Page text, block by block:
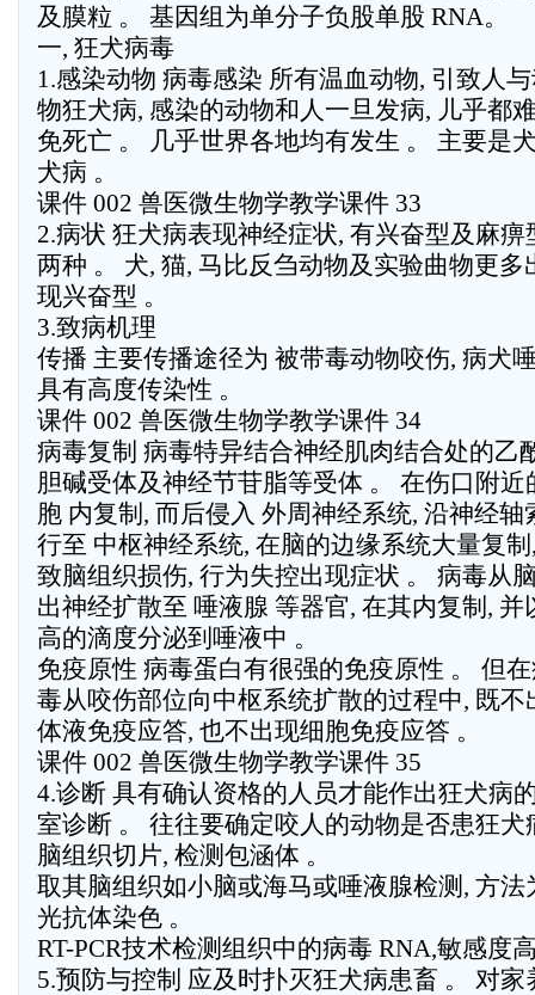
及膜粒 。 基因组为单分子负股单股 RNA。
一, 狂犬病毒
1.感染动物 病毒感染 所有温血动物, 引致人
物狂犬病, 感染的动物和人一旦发病, 儿乎都
免死亡 。 几乎世界各地均有发生 。 主要是
犬病 。
课件 002 兽医微生物学教学课件 33
2.病状 狂犬病表现神经症状, 有兴奋型及麻痹
两种 。 犬, 猫, 马比反刍动物及实验曲物更多
现兴奋型 。
3.致病机理
传播 主要传播途径为 被带毒动物咬伤, 病犬
具有高度传染性 。
课件 002 兽医微生物学教学课件 34
病毒复制 病毒特异结合神经肌肉结合处的乙
胆碱受体及神经节苷脂等受体 。 在伤口附近
胞 内复制, 而后侵入 外周神经系统, 沿神经轴
行至 中枢神经系统, 在脑的边缘系统大量复
致脑组织损伤, 行为失控出现症状 。 病毒从
出神经扩散至 唾液腺 等器官, 在其内复制, 并
高的滴度分泌到唾液中 。
免疫原性 病毒蛋白有很强的免疫原性 。 但
毒从咬伤部位向中枢系统扩散的过程中, 既不
体液免疫应答, 也不出现细胞免疫应答 。
课件 002 兽医微生物学教学课件 35
4.诊断 具有确认资格的人员才能作出狂犬病
室诊断 。 往往要确定咬人的动物是否患狂犬
脑组织切片, 检测包涵体 。
取其脑组织如小脑或海马或唾液腺检测, 方法
光抗体染色 。
RT-PCR技术检测组织中的病毒 RNA,敏感度
5.预防与控制 应及时扑灭狂犬病患畜 。 对家